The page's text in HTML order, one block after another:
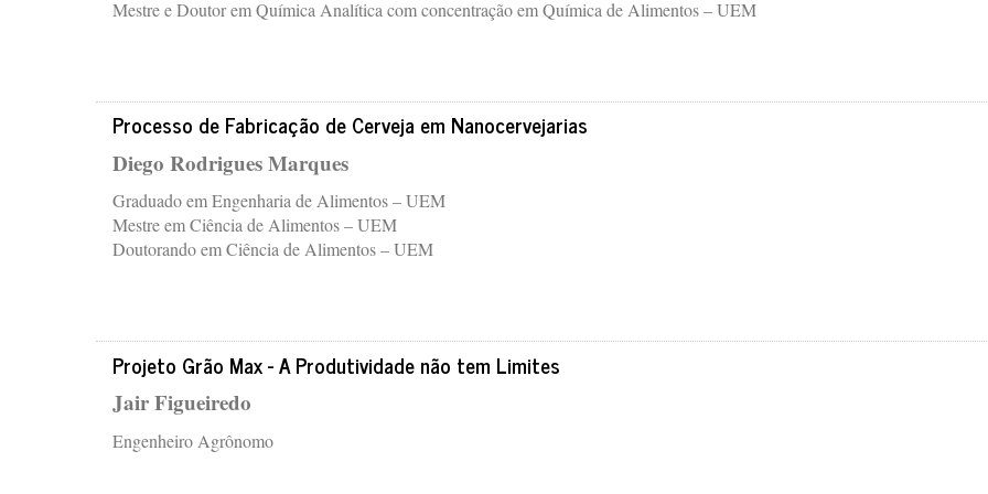
Mestre e Doutor em Química Analítica com concentração em Química de Alimentos – UEM
Processo de Fabricação de Cerveja em Nanocervejarias
Diego Rodrigues Marques
Graduado em Engenharia de Alimentos – UEM
Mestre em Ciência de Alimentos – UEM
Doutorando em Ciência de Alimentos – UEM
Projeto Grão Max - A Produtividade não tem Limites
Jair Figueiredo
Engenheiro Agrônomo